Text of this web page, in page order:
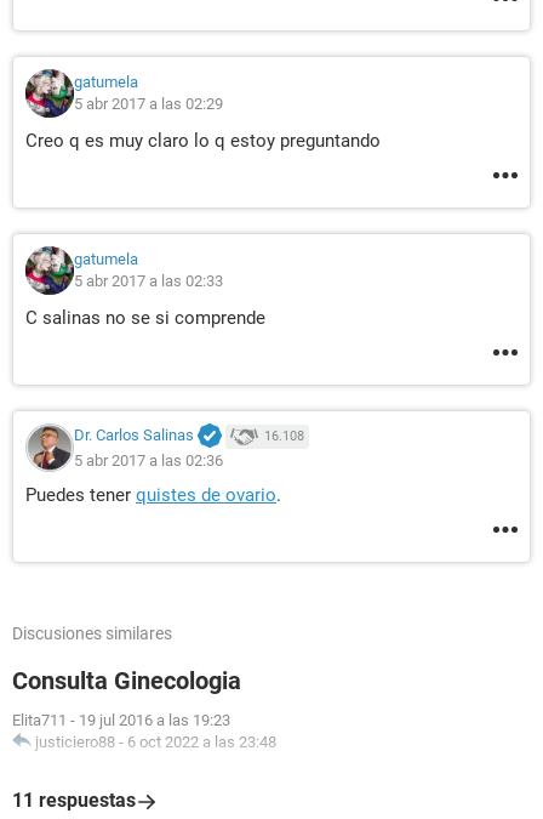
gatumela
5 abr 2017 a las 02:29
Creo q es muy claro lo q estoy preguntando
gatumela
5 abr 2017 a las 02:33
C salinas no se si comprende
Dr. Carlos Salinas 16.108
5 abr 2017 a las 02:36
Puedes tener quistes de ovario.
Discusiones similares
Consulta Ginecologia
Elita711 - 19 jul 2016 a las 19:23
justiciero88 - 6 oct 2022 a las 23:48
11 respuestas